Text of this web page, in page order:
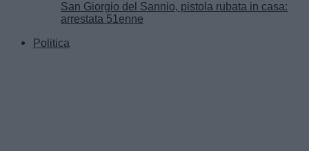
San Giorgio del Sannio, pistola rubata in casa:
arrestata 51enne
Politica